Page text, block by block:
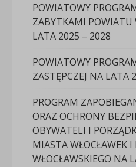
POWIATOWY
ZABYTKAMI POWIATU
LATA 2025 – 2028
POWIATOWY
ZASTĘPCZEJ NA LATA
PROGRAM
ORAZ OCHRONY
OBYWATELI I
MIASTA WŁOCŁAWEK
WŁOCŁAWSKIEGO NA